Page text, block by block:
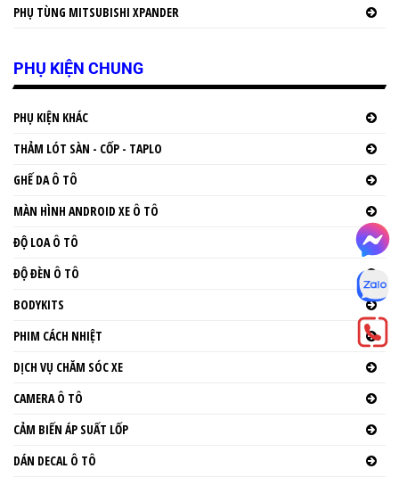
PHỤ TÙNG MITSUBISHI XPANDER
PHỤ KIỆN CHUNG
PHỤ KIỆN KHÁC
THẢM LÓT SÀN - CỐP - TAPLO
GHẾ DA Ô TÔ
MÀN HÌNH ANDROID XE Ô TÔ
ĐỘ LOA Ô TÔ
ĐỘ ĐÈN Ô TÔ
BODYKITS
PHIM CÁCH NHIỆT
DỊCH VỤ CHĂM SÓC XE
CAMERA Ô TÔ
CẢM BIẾN ÁP SUẤT LỐP
DÁN DECAL Ô TÔ